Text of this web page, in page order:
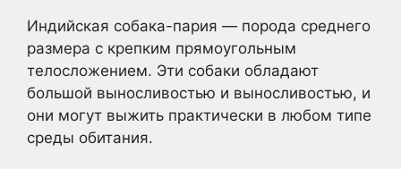
Индийская собака-пария — порода среднего
размера с крепким прямоугольным
телосложением. Эти собаки обладают
большой выносливостью и выносливостью, и
они могут выжить практически в любом типе
среды обитания.